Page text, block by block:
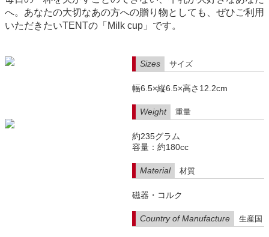
へ。あなたの大切なあの方への贈り物としても、ぜひご利用
いただきたいTENTの「Milk cup」です。
Sizes サイズ
幅6.5×縦6.5×高さ12.2cm
Weight 重量
約235グラム
容量：約180cc
Material 材質
磁器・コルク
Country of Manufacture 生産国